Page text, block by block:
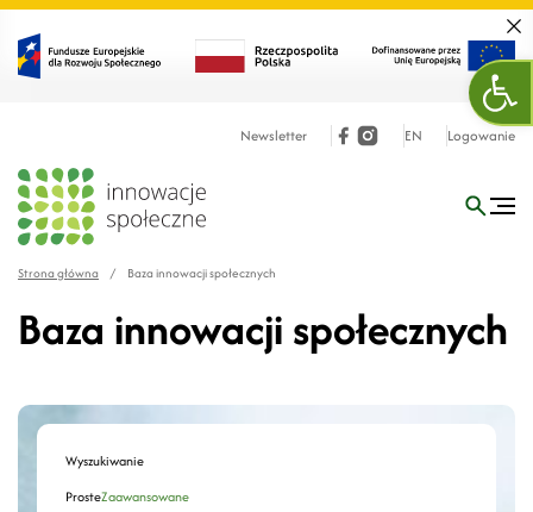
Newsletter EN Logowanie
Strona główna / Baza innowacji społecznych
Baza innowacji społecznych
Wyszukiwanie
ProsteZaawansowane